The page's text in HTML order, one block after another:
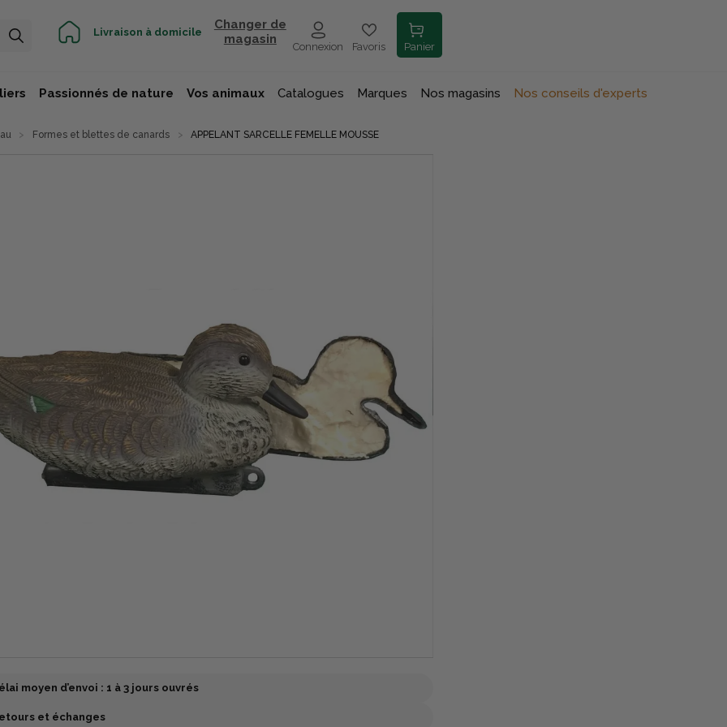
Livraison à domicile
Changer de
magasin
Connexion Favoris Panier
Passionnés de nature Vos animaux Catalogues Marques Nos magasins Nos conseils d'experts
Formes et blettes de canards APPELANT SARCELLE FEMELLE MOUSSE
moyen d’envoi : 1 à 3 jours ouvrés
et échanges